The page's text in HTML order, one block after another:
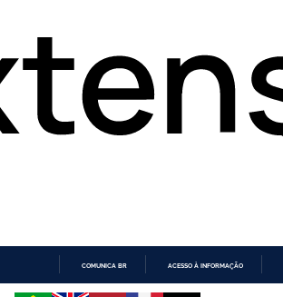
COMUNICA BR ACESSO À INFORMAÇÃO